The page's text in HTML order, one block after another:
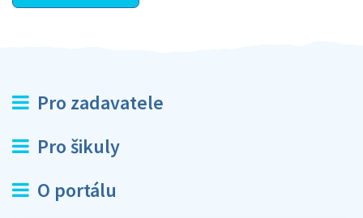
Pro zadavatele
Pro šikuly
O portálu